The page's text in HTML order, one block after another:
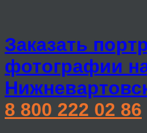
Заказать
фотографии
8 800 222 02 86